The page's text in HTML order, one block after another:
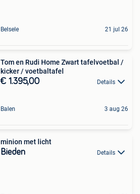
Belsele 21 jul 26
Tom en Rudi Home Zwart tafelvoetbal /
kicker / voetbaltafel
€ 1.395,00 Details
Balen 3 aug 26
minion met licht
Bieden Details